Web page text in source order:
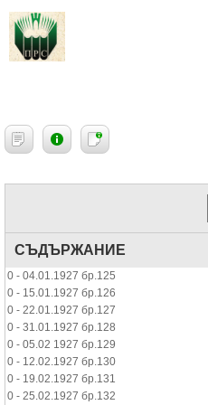
СЪДЪРЖАНИЕ
0 - 04.01.1927 бр.125
0 - 15.01.1927 бр.126
0 - 22.01.1927 бр.127
0 - 31.01.1927 бр.128
0 - 05.02 1927 бр.129
0 - 12.02.1927 бр.130
0 - 19.02.1927 бр.131
0 - 25.02.1927 бр.132